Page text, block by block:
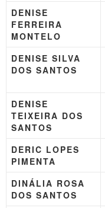
DENISE
FERREIRA
MONTELO
DENISE SILVA
DOS SANTOS
DENISE
TEIXEIRA DOS
SANTOS
DERIC LOPES
PIMENTA
DINÁLIA ROSA
DOS SANTOS